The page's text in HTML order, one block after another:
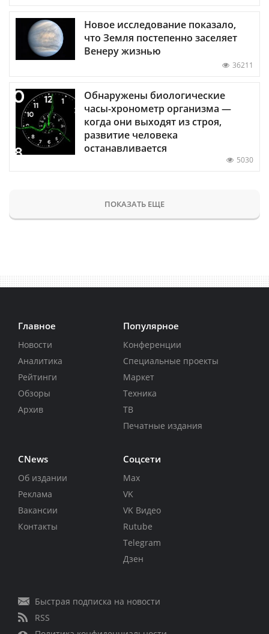
Новое исследование показало,
что Земля постепенно заселяет
Венеру жизнью
36211
Обнаружены биологические
часы-хронометр организма —
когда они выходят из строя,
развитие человека
останавливается
5030
ПОКАЗАТЬ ЕЩЕ
Главное
Новости
Аналитика
Рейтинги
Обзоры
Архив
Популярное
Конференции
Специальные проекты
Маркет
Техника
ТВ
Печатные издания
CNews
Об издании
Реклама
Вакансии
Контакты
Соцсети
Max
VK
VK Видео
Rutube
Telegram
Дзен
Быстрая подписка на новости
RSS